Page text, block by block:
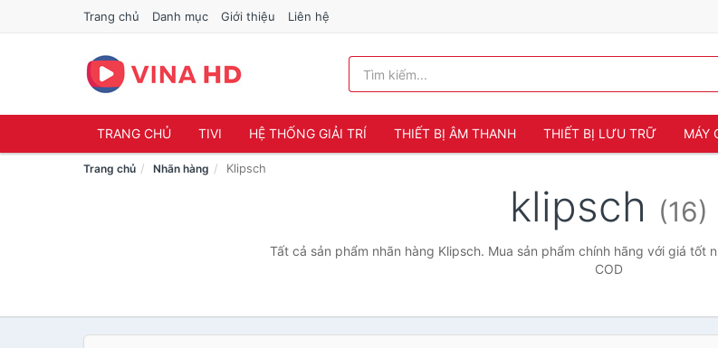
Trang chủ Danh mục Giới thiệu Liên hệ
TRANG CHỦ TIVI HỆ THỐNG GIẢI TRÍ THIẾT BỊ ÂM THANH THIẾT BỊ LƯU TRỮ MÁY
Trang chủ Nhãn hàng Klipsch
klipsch (16)
Tất cả sản phẩm nhãn hàng Klipsch. Mua sản phẩm chính hãng với giá tốt
COD